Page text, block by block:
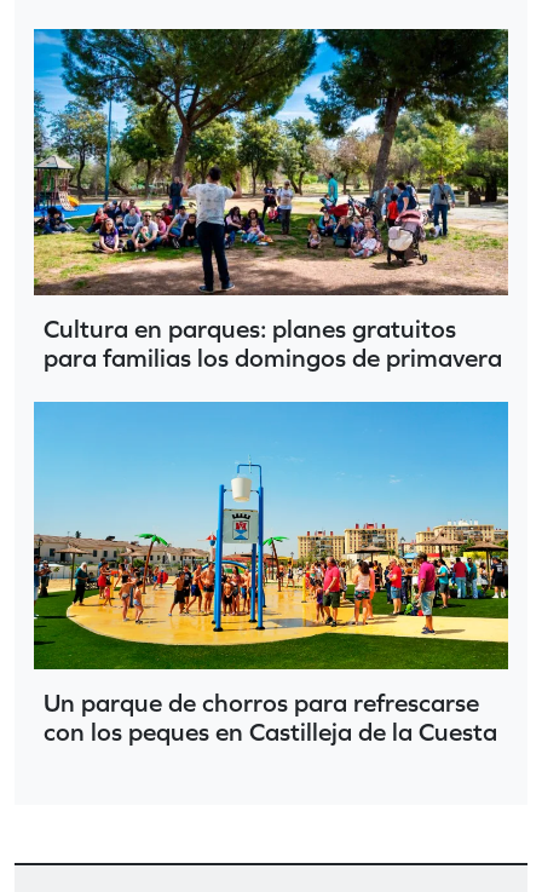
Cultura en parques: planes gratuitos
para familias los domingos de primavera
Un parque de chorros para refrescarse
con los peques en Castilleja de la Cuesta